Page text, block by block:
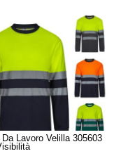
Da Lavoro Velilla 305603